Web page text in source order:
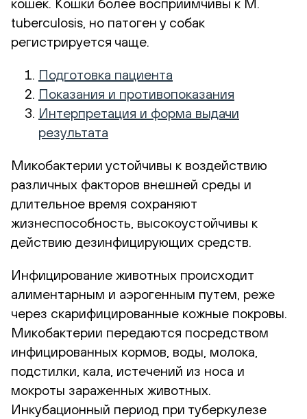
tuberculosis, но патоген у собак
регистрируется чаще.
Подготовка пациента
Показания и противопоказания
Интерпретация и форма выдачи
результата
Микобактерии устойчивы к воздействию
различных факторов внешней среды и
длительное время сохраняют
жизнеспособность, высокоустойчивы к
действию дезинфицирующих средств.
Инфицирование животных происходит
алиментарным и аэрогенным путем, реже
через скарифицированные кожные покровы.
Микобактерии передаются посредством
инфицированных кормов, воды, молока,
подстилки, кала, истечений из носа и
мокроты зараженных животных.
Инкубационный период при туберкулезе